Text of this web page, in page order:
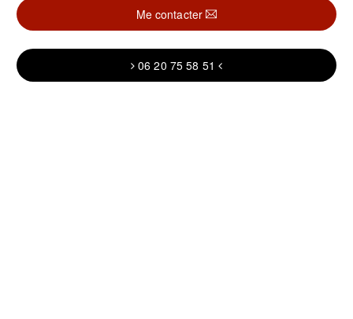
Me contacter
06 20 75 58 51